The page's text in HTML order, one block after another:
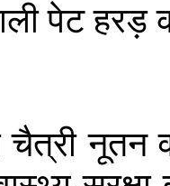
पेट हरड़
चैत्री नूतन